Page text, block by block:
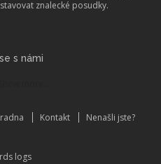
znalecké posudky.
s námi
Kontakt
Nenašli jste?